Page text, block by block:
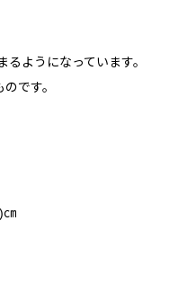
ようになっています。
です。
㎝